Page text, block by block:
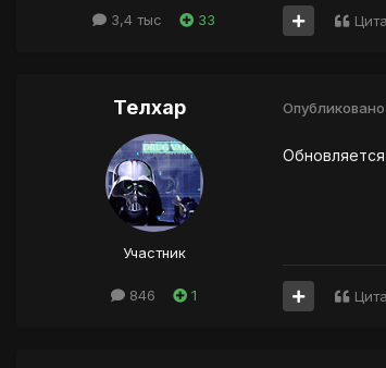
3,4 тыс 33
Телхар
Участник
846 1
Опубликовано